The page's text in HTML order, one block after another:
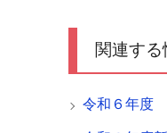
関連する
令和６年度